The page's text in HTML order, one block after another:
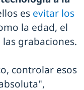
es evitar los
la edad, el
grabaciones.
controlar esos